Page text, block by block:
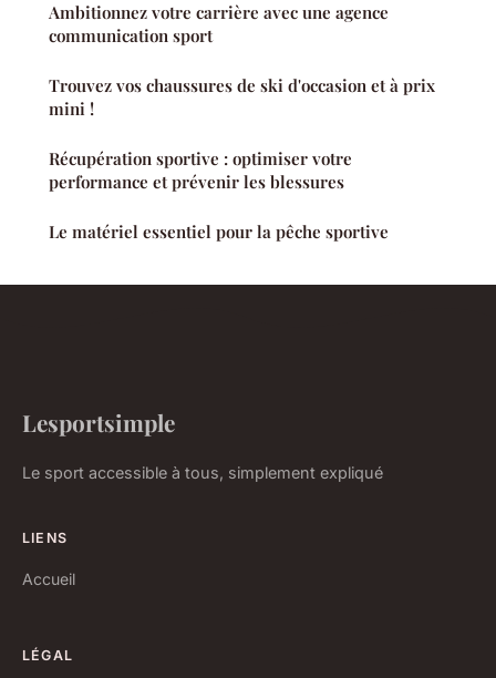
Ambitionnez votre carrière avec une agence
communication sport
Trouvez vos chaussures de ski d'occasion et à prix
mini !
Récupération sportive : optimiser votre
performance et prévenir les blessures
Le matériel essentiel pour la pêche sportive
Lesportsimple
Le sport accessible à tous, simplement expliqué
LIENS
Accueil
LÉGAL